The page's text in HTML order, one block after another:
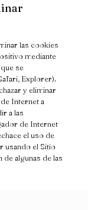
las cookies
mediante
se
Explorer).
y eliminar
Internet a
a las
de Internet
el uso de
usando el Sitio
de algunas de las